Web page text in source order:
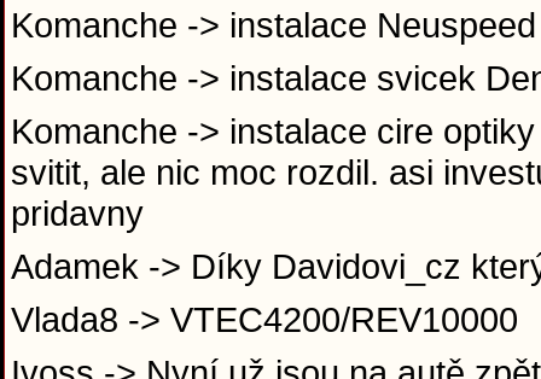
Komanche -> instalace
Komanche -> instalace svicek
Komanche -> instalace cire
svitit, ale nic moc rozdil. asi
pridavny
Adamek -> Díky Davidovi_cz
Vlada8 -> VTEC4200/REV10000